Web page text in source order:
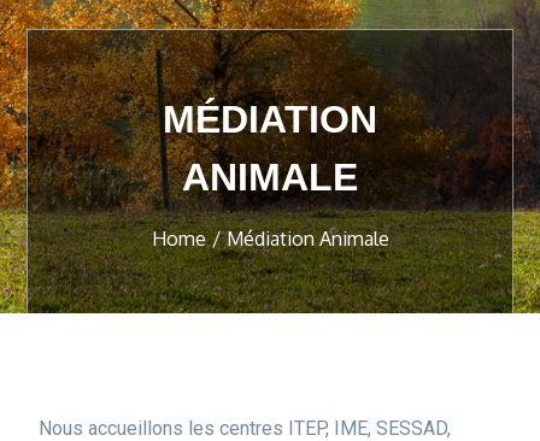
MÉDIATION
ANIMALE
Home Médiation Animale
Nous accueillons les centres ITEP, IME, SESSAD,